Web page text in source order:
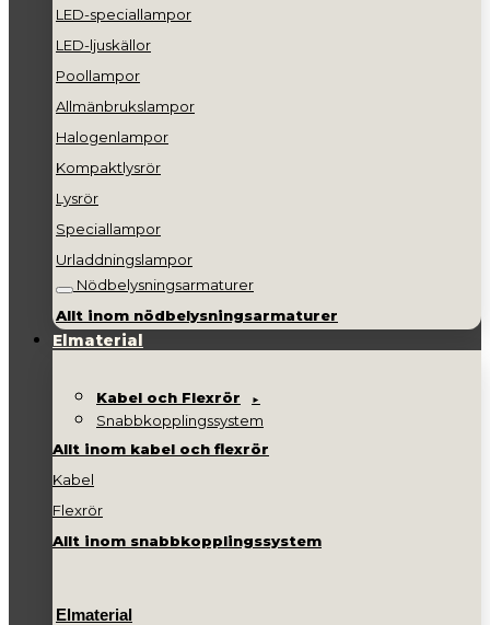
LED-speciallampor
LED-ljuskällor
Poollampor
Allmänbrukslampor
Halogenlampor
Kompaktlysrör
Lysrör
Speciallampor
Urladdningslampor
Nödbelysningsarmaturer
Allt inom nödbelysningsarmaturer
Elmaterial
Kabel och Flexrör
Snabbkopplingssystem
Allt inom kabel och flexrör
Kabel
Flexrör
Allt inom snabbkopplingssystem
Elmaterial